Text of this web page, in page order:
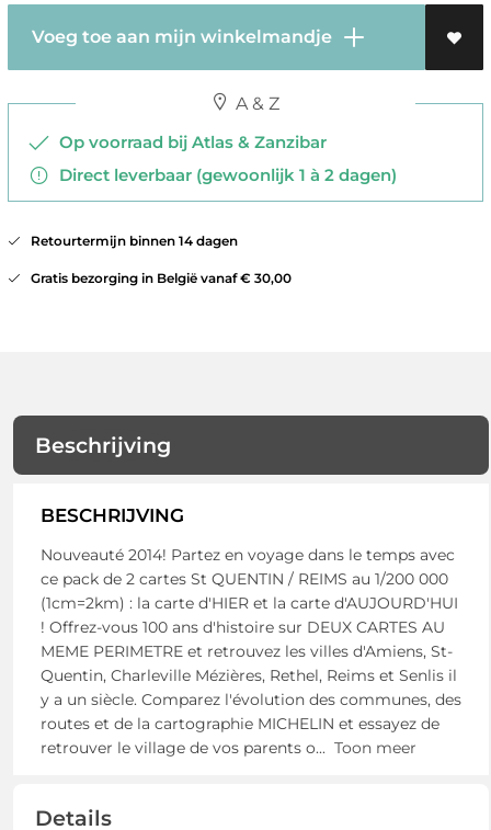
Voeg toe aan mijn winkelmandje
A & Z
Op voorraad bij Atlas & Zanzibar
Direct leverbaar (gewoonlijk 1 à 2 dagen)
Retourtermijn binnen 14 dagen
Gratis bezorging in België vanaf € 30,00
Beschrijving
BESCHRIJVING
Nouveauté 2014! Partez en voyage dans le temps avec
ce pack de 2 cartes St QUENTIN / REIMS au 1/200 000
(1cm=2km) : la carte d'HIER et la carte d'AUJOURD'HUI
! Offrez-vous 100 ans d'histoire sur DEUX CARTES AU
MEME PERIMETRE et retrouvez les villes d'Amiens, St-
Quentin, Charleville Mézières, Rethel, Reims et Senlis il
y a un siècle. Comparez l'évolution des communes, des
routes et de la cartographie MICHELIN et essayez de
retrouver le village de vos parents o... Toon meer
Details